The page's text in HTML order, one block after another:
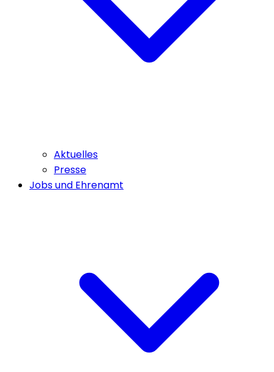
Aktuelles
Presse
Jobs und Ehrenamt